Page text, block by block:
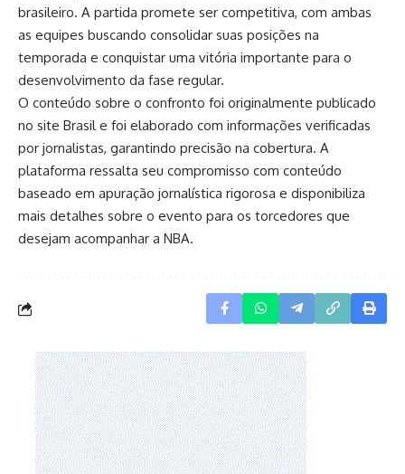
brasileiro. A partida promete ser competitiva, com ambas
as equipes buscando consolidar suas posições na
temporada e conquistar uma vitória importante para o
desenvolvimento da fase regular.
O conteúdo sobre o confronto foi originalmente publicado
no site Brasil e foi elaborado com informações verificadas
por jornalistas, garantindo precisão na cobertura. A
plataforma ressalta seu compromisso com conteúdo
baseado em apuração jornalística rigorosa e disponibiliza
mais detalhes sobre o evento para os torcedores que
desejam acompanhar a NBA.